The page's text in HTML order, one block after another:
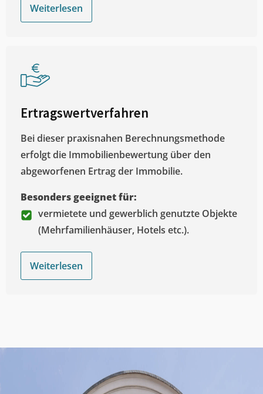
Weiterlesen
Ertragswertverfahren
Bei dieser praxisnahen Berechnungsmethode
erfolgt die Immobilienbewertung über den
abgeworfenen Ertrag der Immobilie.
Besonders geeignet für:
vermietete und gewerblich genutzte Objekte
(Mehrfamilienhäuser, Hotels etc.).
Weiterlesen